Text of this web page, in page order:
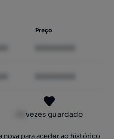
Preço
vezes guardado
nova para aceder ao histórico